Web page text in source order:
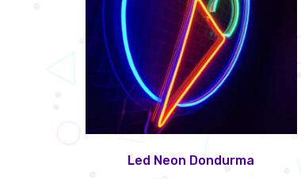
Led Neon Dondurma